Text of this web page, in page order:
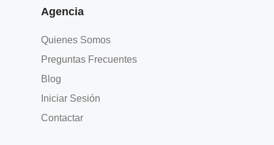
Agencia
Quienes Somos
Preguntas Frecuentes
Blog
Iniciar Sesión
Contactar